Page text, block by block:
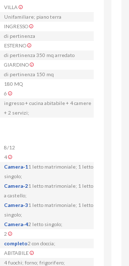
VILLA
Unifamiliare; piano terra
INGRESSO
di pertinenza
ESTERNO
di pertinenza 350 mq arredato
GIARDINO
di pertinenza 150 mq
180 MQ
6
ingresso + cucina abitabile + 4 camere
+ 2 servizi;
8/12
4
Camera-1 1 letto matrimoniale; 1 letto
singolo;
Camera-21 letto matrimoniale; 1 letto
a castello;
Camera-31 letto matrimoniale; 1 letto
singolo;
Camera-42 letto singolo;
2
completo2 con doccia;
ABITABILE
4 fuochi; forno; frigorifero;